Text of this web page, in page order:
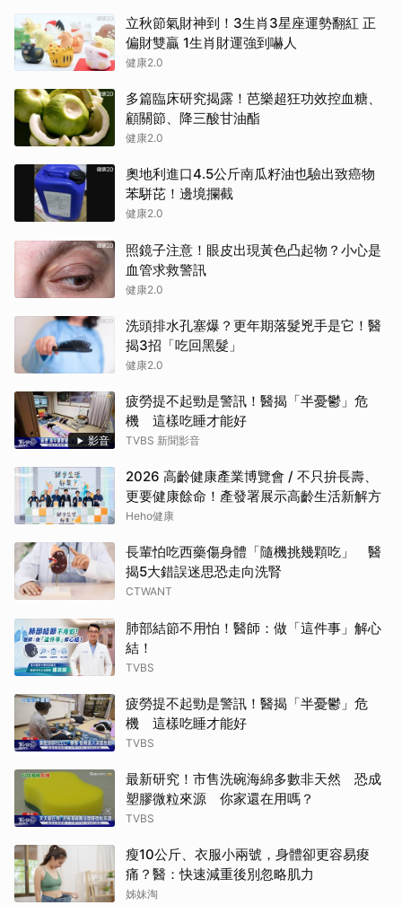
立秋節氣財神到！3生肖3星座運勢翻紅 正
偏財雙贏 1生肖財運強到嚇人
健康2.0
多篇臨床研究揭露！芭樂超狂功效控血糖、
顧關節、降三酸甘油酯
健康2.0
奧地利進口4.5公斤南瓜籽油也驗出致癌物
苯駢芘！邊境攔截
健康2.0
照鏡子注意！眼皮出現黃色凸起物？小心是
血管求救警訊
健康2.0
洗頭排水孔塞爆？更年期落髮兇手是它！醫
揭3招「吃回黑髮」
健康2.0
影音
疲勞提不起勁是警訊！醫揭「半憂鬱」危
機 這樣吃睡才能好
TVBS 新聞影音
2026 高齡健康產業博覽會 / 不只拚長壽、
更要健康餘命！產發署展示高齡生活新解方
Heho健康
長輩怕吃西藥傷身體「隨機挑幾顆吃」 醫
揭5大錯誤迷思恐走向洗腎
CTWANT
肺部結節不用怕！醫師：做「這件事」解心
結！
TVBS
疲勞提不起勁是警訊！醫揭「半憂鬱」危
機 這樣吃睡才能好
TVBS
最新研究！市售洗碗海綿多數非天然 恐成
塑膠微粒來源 你家還在用嗎？
TVBS
瘦10公斤、衣服小兩號，身體卻更容易痠
痛？醫：快速減重後別忽略肌力
姊妹淘